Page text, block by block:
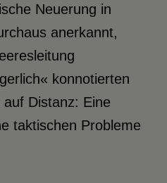
Neuerung in
anerkannt,
konnotierten
Distanz: Eine
taktischen Probleme